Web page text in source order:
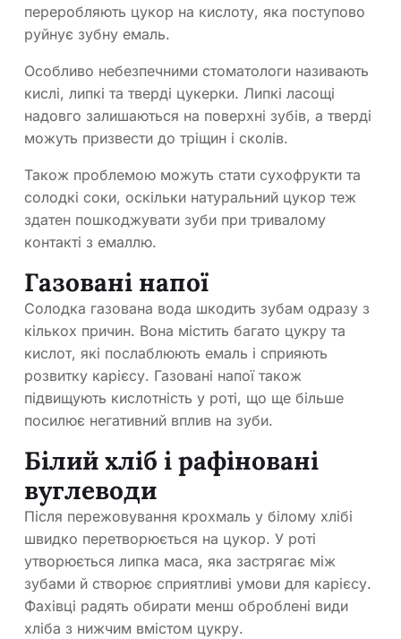
переробляють цукор на кислоту, яка поступово
руйнує зубну емаль.
Особливо небезпечними стоматологи називають
кислі, липкі та тверді цукерки. Липкі ласощі
надовго залишаються на поверхні зубів, а тверді
можуть призвести до тріщин і сколів.
Також проблемою можуть стати сухофрукти та
солодкі соки, оскільки натуральний цукор теж
здатен пошкоджувати зуби при тривалому
контакті з емаллю.
Газовані напої
Солодка газована вода шкодить зубам одразу з
кількох причин. Вона містить багато цукру та
кислот, які послаблюють емаль і сприяють
розвитку карієсу. Газовані напої також
підвищують кислотність у роті, що ще більше
посилює негативний вплив на зуби.
Білий хліб і рафіновані
вуглеводи
Після пережовування крохмаль у білому хлібі
швидко перетворюється на цукор. У роті
утворюється липка маса, яка застрягає між
зубами й створює сприятливі умови для карієсу.
Фахівці радять обирати менш оброблені види
хліба з нижчим вмістом цукру.